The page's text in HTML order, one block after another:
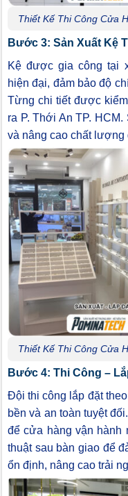
Thiết Kế Thi Công Cửa
Bước 3: Sản Xuất Kệ
Kệ được gia công tại
hiện đại, đảm bảo độ
Từng chi tiết được
ra P. Thới An TP.
và nâng cao chất lượng
Thiết Kế Thi Công Cửa
Bước 4: Thi Công –
Đội thi công lắp đặt
bền và an toàn tuyệt
để cửa hàng vận hành
thuật sau bàn giao để
ổn định, nâng cao trải